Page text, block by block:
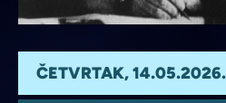
ČETVRTAK,